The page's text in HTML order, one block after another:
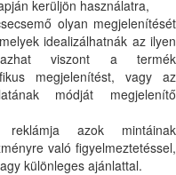
kerüljön használatra,
olyan megjelenítését
idealizálhatnák az ilyen
viszont a termék
megjelenítést, vagy az
módját megjelenítő
azok mintáinak
való figyelmeztetéssel,
különleges ajánlattal.